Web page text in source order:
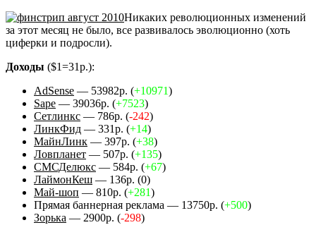
Никаких революционных изменений
за этот месяц не было, все развивалось эволюционно (хоть
циферки и подросли).
Доходы ($1=31р.):
AdSense — 53982р. (+10971)
Sape — 39036р. (+7523)
Сетлинкс — 786р. (-242)
ЛинкФид — 331р. (+14)
МайнЛинк — 397р. (+38)
Ловпланет — 507р. (+135)
СМСДелюкс — 584р. (+67)
ЛаймонКеш — 136р. (0)
Май-шоп — 810р. (+281)
Прямая баннерная реклама — 13750р. (+500)
Зорька — 2900р. (-298)